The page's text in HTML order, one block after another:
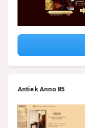
Antiek Anno 85